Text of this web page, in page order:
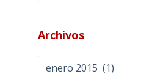
Archivos